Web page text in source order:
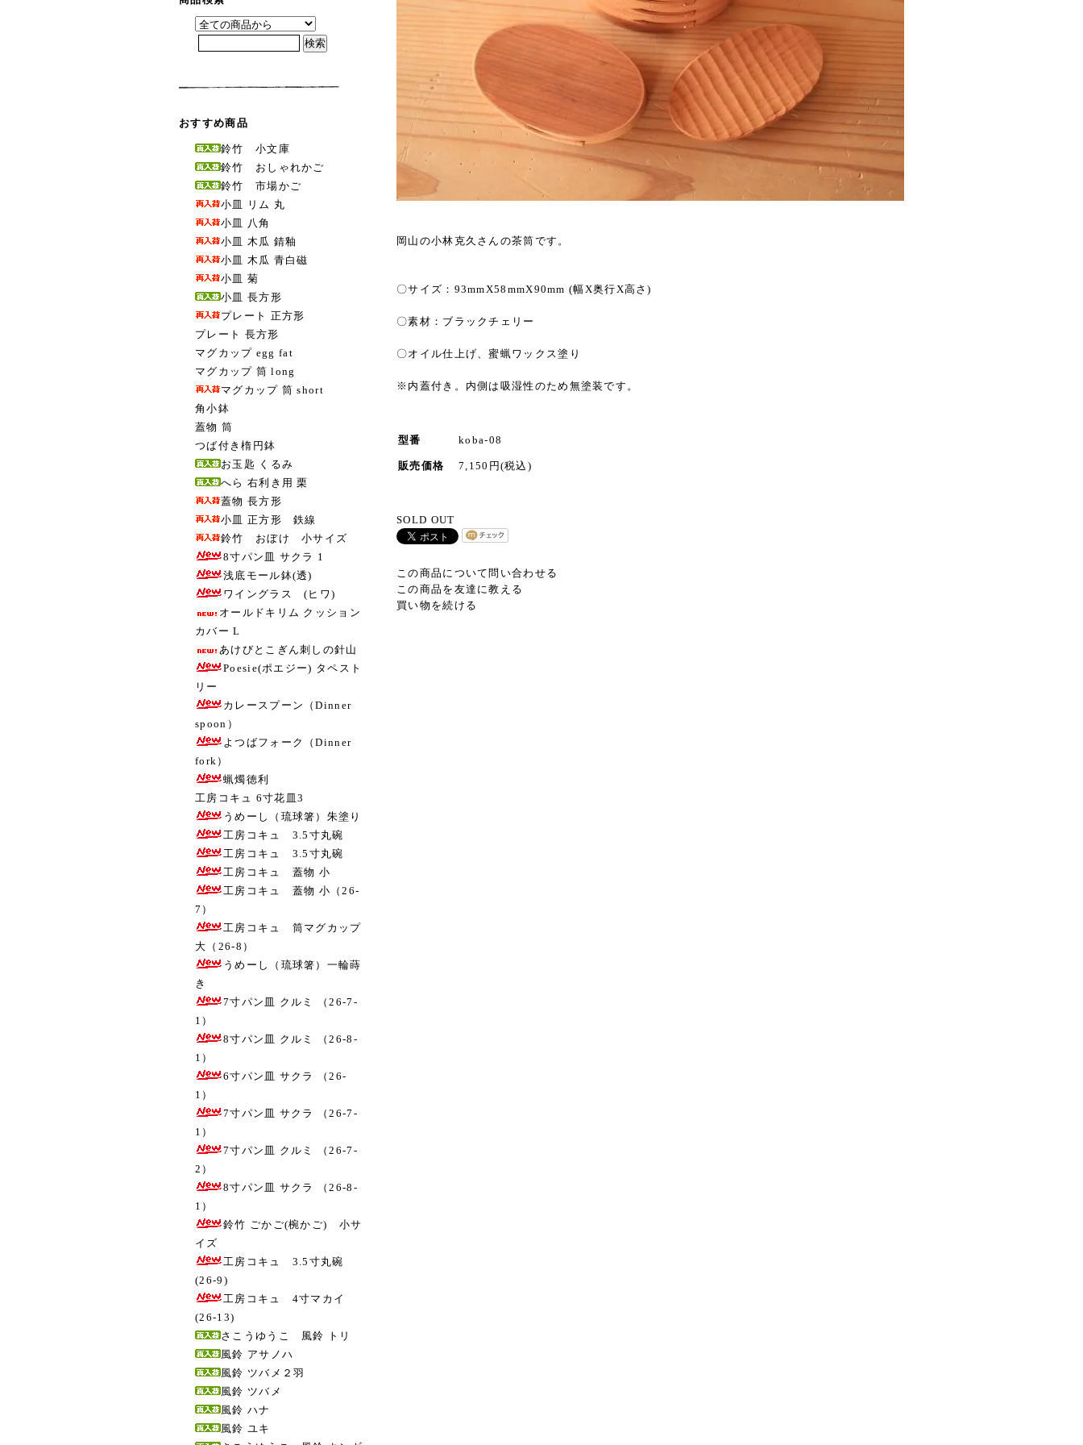
おすすめ商品
鈴竹 小文庫
鈴竹 おしゃれかご
鈴竹 市場かご
小皿 リム 丸
小皿 八角
小皿 木瓜 錆釉
小皿 木瓜 青白磁
小皿 菊
小皿 長方形
プレート 正方形
プレート 長方形
マグカップ egg fat
マグカップ 筒 long
マグカップ 筒 short
角小鉢
蓋物 筒
つば付き楕円鉢
お玉匙 くるみ
へら 右利き用 栗
蓋物 長方形
小皿 正方形 鉄線
鈴竹 おぼけ 小サイズ
8寸パン皿 サクラ 1
浅底モール鉢(透)
ワイングラス (ヒワ)
オールドキリム クッション
カバー L
あけびとこぎん刺しの針山
Poesie(ポエジー) タペスト
リー
カレースプーン（Dinner
spoon）
よつばフォーク（Dinner
fork）
蝋燭徳利
工房コキュ 6寸花皿3
うめーし（琉球箸）朱塗り
工房コキュ 3.5寸丸碗
工房コキュ 3.5寸丸碗
工房コキュ 蓋物 小
工房コキュ 蓋物 小（26-
7）
工房コキュ 筒マグカップ
大（26-8）
うめーし（琉球箸）一輪蒔
き
7寸パン皿 クルミ （26-7-
1）
8寸パン皿 クルミ （26-8-
1）
6寸パン皿 サクラ （26-
1）
7寸パン皿 サクラ （26-7-
1）
7寸パン皿 クルミ （26-7-
2）
8寸パン皿 サクラ （26-8-
1）
鈴竹 ごかご(椀かご) 小サ
イズ
工房コキュ 3.5寸丸碗
(26-9)
工房コキュ 4寸マカイ
(26-13)
さこうゆうこ 風鈴 トリ
風鈴 アサノハ
風鈴 ツバメ２羽
風鈴 ツバメ
風鈴 ハナ
風鈴 ユキ
岡山の小林克久さんの茶筒です。
〇サイズ：93mmX58mmX90mm (幅X奥行X高さ)
〇素材：ブラックチェリー
〇オイル仕上げ、蜜蝋ワックス塗り
※内蓋付き。内側は吸湿性のため無塗装です。
型番 koba-08
販売価格 7,150円(税込)
SOLD OUT
この商品について問い合わせる
この商品を友達に教える
買い物を続ける